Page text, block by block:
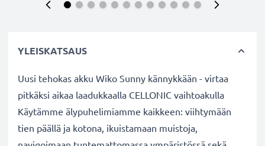
YLEISKATSAUS
Uusi tehokas akku Wiko Sunny kännykkään - virtaa
pitkäksi aikaa laadukkaalla CELLONIC vaihtoakulla
Käytämme älypuhelimiamme kaikkeen: viihtymään
tien päällä ja kotona, ikuistamaan muistoja,